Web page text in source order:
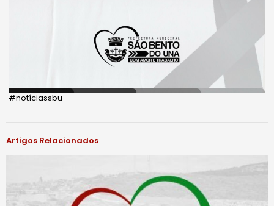
#notíciassbu
Artigos Relacionados